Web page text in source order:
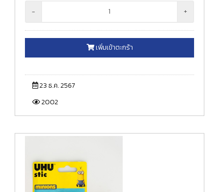
- +
เพิ่มเข้าตะกร้า
23 ธ.ค. 2567
2002